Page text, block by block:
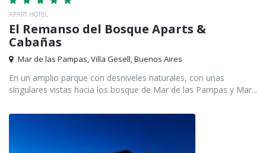
APART HOTEL
El Remanso del Bosque Aparts &
Cabañas
Mar de las Pampas, Villa Gesell, Buenos Aires
En un amplio parque con desniveles naturales, con unas
singulares vistas hacia los bosque de Mar de las Pampas y Mar...